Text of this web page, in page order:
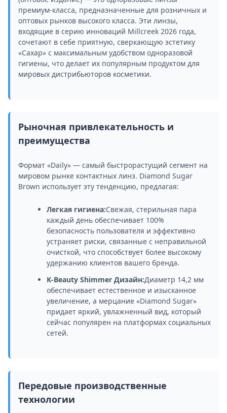
премиум-класса, предназначенные для розничных и
оптовых рынков высокого класса. Эти линзы,
входящие в серию инноваций Millcreek 2026 года,
сочетают в себе приятную, сверкающую эстетику
«Сахар» с максимальным удобством одноразовой
гигиены, что делает их популярным продуктом для
мировых дистрибьюторов косметики.
Рыночная привлекательность и
преимущества
Формат «Daily» — самый быстрорастущий сегмент на
мировом рынке контактных линз. Diamond Sugar
Brown использует эту тенденцию, предлагая:
Легкая гигиена:Свежая, стерильная пара
каждый день обеспечивает 100%
безопасность пользователя и эффективно
устраняет риски, связанные с неправильной
очисткой, что способствует более высокому
удержанию клиентов вашего бренда.
K-Beauty Shimmer Дизайн:Диаметр 14,2 мм
обеспечивает естественное и изысканное
увеличение, а мерцание «Diamond Sugar»
придает яркий, увлажненный вид, который
сейчас популярен на платформах социальных
сетей.
Передовые производственные
технологии